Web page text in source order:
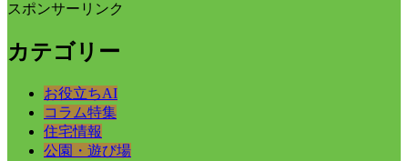
スポンサーリンク
カテゴリー
お役立ちAI
コラム特集
住宅情報
公園・遊び場